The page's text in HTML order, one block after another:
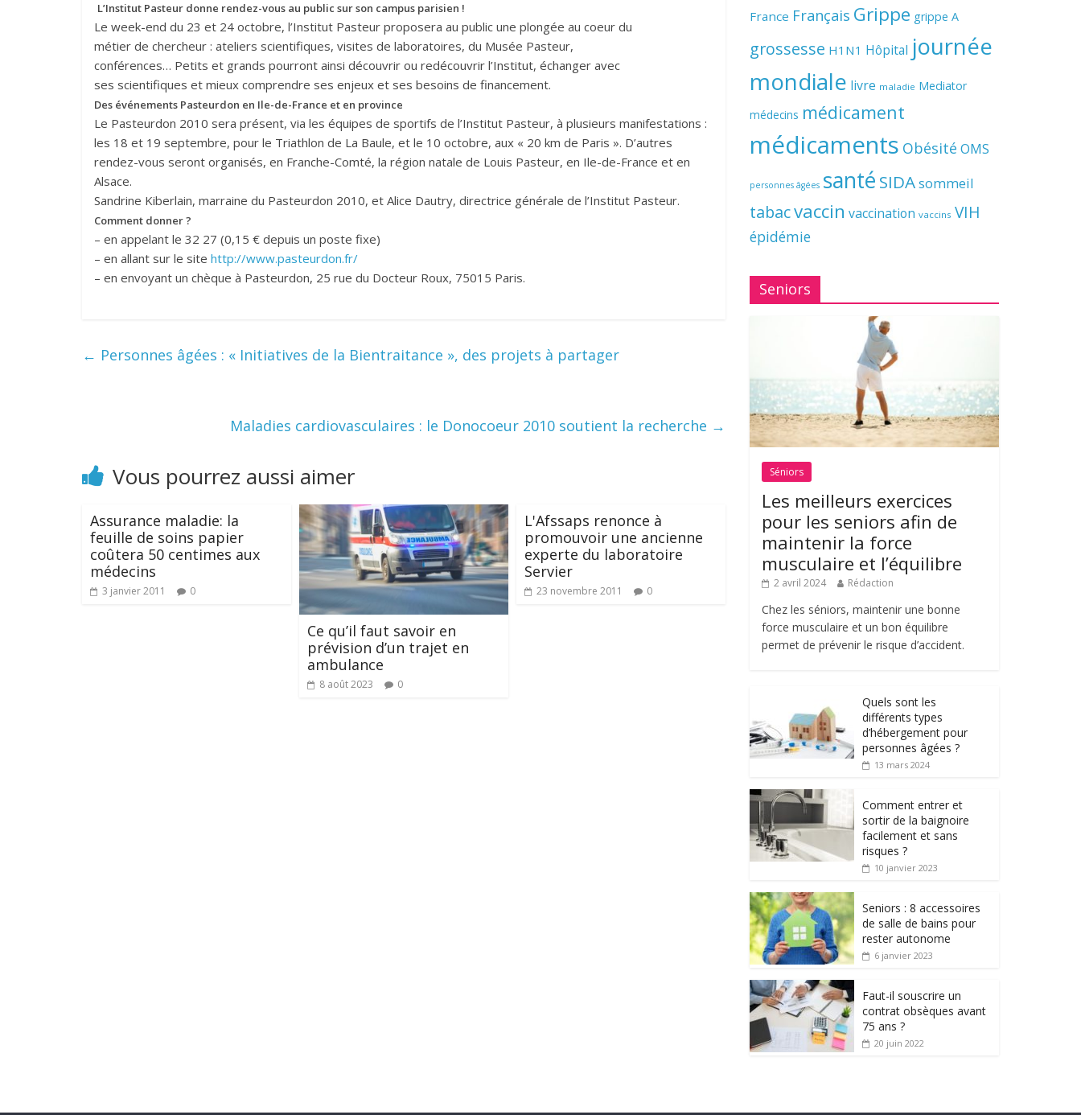
L’Institut Pasteur donne rendez-vous au public sur son campus parisien !
Le week-end du 23 et 24 octobre, l’Institut Pasteur proposera au public une plongée au coeur du
métier de chercheur : ateliers scientifiques, visites de laboratoires, du Musée Pasteur,
conférences… Petits et grands pourront ainsi découvrir ou redécouvrir l’Institut, échanger avec
ses scientifiques et mieux comprendre ses enjeux et ses besoins de financement.
Des événements Pasteurdon en Ile-de-France et en province
Le Pasteurdon 2010 sera présent, via les équipes de sportifs de l’Institut Pasteur, à plusieurs manifestations :
les 18 et 19 septembre, pour le Triathlon de La Baule, et le 10 octobre, aux « 20 km de Paris ». D’autres
rendez-vous seront organisés, en Franche-Comté, la région natale de Louis Pasteur, en Ile-de-France et en
Alsace.
Sandrine Kiberlain, marraine du Pasteurdon 2010, et Alice Dautry, directrice générale de l’Institut Pasteur.
Comment donner ?
– en appelant le 32 27 (0,15 € depuis un poste fixe)
– en allant sur le site http://www.pasteurdon.fr/
– en envoyant un chèque à Pasteurdon, 25 rue du Docteur Roux, 75015 Paris.
← Personnes âgées : « Initiatives de la Bientraitance », des projets à partager
Maladies cardiovasculaires : le Donocoeur 2010 soutient la recherche →
Vous pourrez aussi aimer
Assurance maladie: la
feuille de soins papier
coûtera 50 centimes aux
médecins
3 janvier 2011 0
Ce qu’il faut savoir en
prévision d’un trajet en
ambulance
8 août 2023 0
L'Afssaps renonce à
promouvoir une ancienne
experte du laboratoire
Servier
23 novembre 2011 0
France Français Grippe grippe A
grossesse H1N1 Hôpital journée
mondiale livre maladie Mediator
médecins médicament
médicaments Obésité OMS
personnes âgées santé SIDAsommeil
tabacvaccin vaccination vaccins VIH
épidémie
Seniors
Séniors
Les meilleurs exercices
pour les seniors afin de
maintenir la force
musculaire et l’équilibre
2 avril 2024 Rédaction
Chez les séniors, maintenir une bonne
force musculaire et un bon équilibre
permet de prévenir le risque d’accident.
Quels sont les
différents types
d’hébergement pour
personnes âgées ?
13 mars 2024
Comment entrer et
sortir de la baignoire
facilement et sans
risques ?
10 janvier 2023
Seniors : 8 accessoires
de salle de bains pour
rester autonome
6 janvier 2023
Faut-il souscrire un
contrat obsèques avant
75 ans ?
20 juin 2022